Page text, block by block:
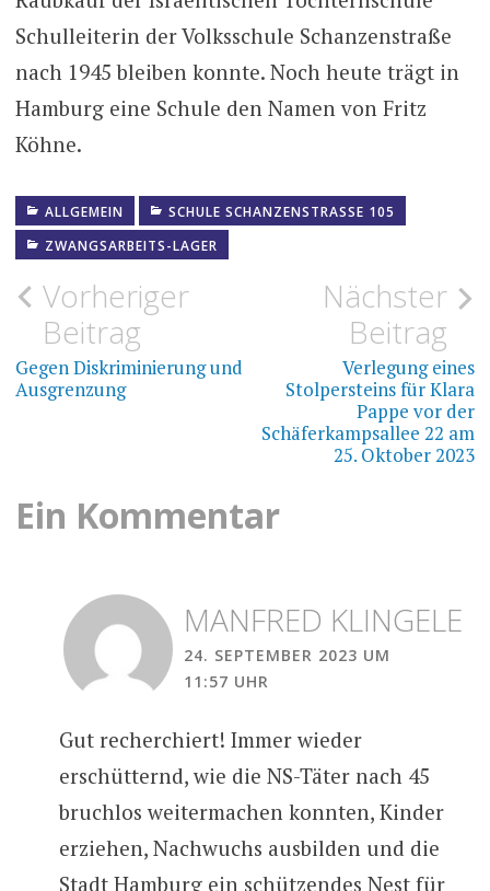
Schulleiterin der Volksschule Schanzenstraße
nach 1945 bleiben konnte. Noch heute trägt in
Hamburg eine Schule den Namen von Fritz
Köhne.
ALLGEMEIN
SCHULE SCHANZENSTRASSE 105
ZWANGSARBEITS-LAGER
Beitragsnavigation
Vorheriger
Beitrag
Gegen Diskriminierung und
Ausgrenzung
Nächster
Beitrag
Verlegung eines
Stolpersteins für Klara
Pappe vor der
Schäferkampsallee 22 am
25. Oktober 2023
Ein Kommentar
MANFRED KLINGELE
24. SEPTEMBER 2023 UM
11:57 UHR
Gut recherchiert! Immer wieder
erschütternd, wie die NS-Täter nach 45
bruchlos weitermachen konnten, Kinder
erziehen, Nachwuchs ausbilden und die
Stadt Hamburg ein schützendes Nest für